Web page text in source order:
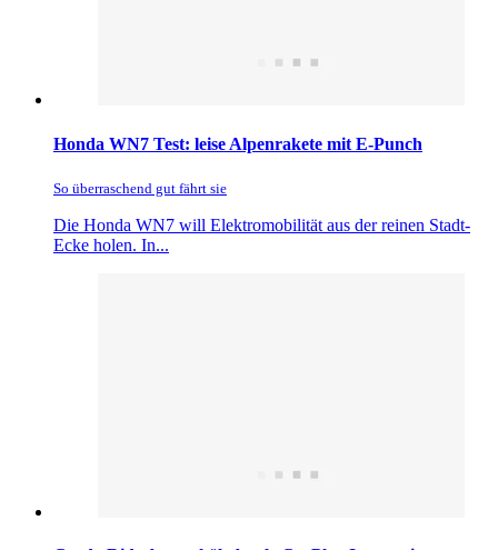
Honda WN7 Test: leise Alpenrakete mit E-Punch
So überraschend gut fährt sie
Die Honda WN7 will Elektromobilität aus der reinen Stadt-
Ecke holen. In...